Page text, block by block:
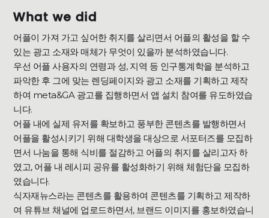
What we did
어플이 가져 가고 싶어한 취지를 살리면서 어플의 활성을 할 수
있는 광고 소재와 매체가 무엇이 있을까 분석하였습니다.
우선 어플 사용자의 연령과 성, 지역 등 인구통계학을 분석하고
파악한 후 그에 맞는 렌딩페이지와 광고 소재를 기획하고 제작
하여 meta&GA 광고를 집행하면서 앱 설치 참여를 유도하였습
니다.
어플 내에 실제 유저를 확보하고 풍부한 콘텐츠를 발행하면서
어플을 활성시키기 위해 대학생을 대상으로 서포터즈를 모집하
면서 나눔을 통해 식비를 절감하고 어플의 취지를 살리고자 하
였고, 어플 내 레시피 공유를 활성화하기 위해 체험단을 모집하
였습니다.
식자재뉴스라는 콘텐츠를 활용하여 콘텐츠를 기획하고 제작하
여 유튜브 채널에 업로드하면서, 브랜드 이미지를 홍보하였습니